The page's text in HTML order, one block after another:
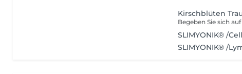
Kirschblüten
SLIMYONIK® /
SLIMYONIK® /